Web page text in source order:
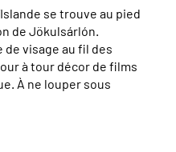
se trouve au pied
de Jökulsárlón.
de visage au fil des
à tour décor de films
À ne louper sous